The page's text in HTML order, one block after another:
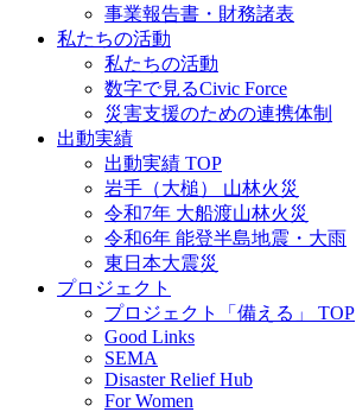
事業報告書・財務諸表
私たちの活動
私たちの活動
数字で見るCivic Force
災害支援のための連携体制
出動実績
出動実績 TOP
岩手（大槌） 山林火災
令和7年 大船渡山林火災
令和6年 能登半島地震・大雨
東日本大震災
プロジェクト
プロジェクト「備える」 TOP
Good Links
SEMA
Disaster Relief Hub
For Women